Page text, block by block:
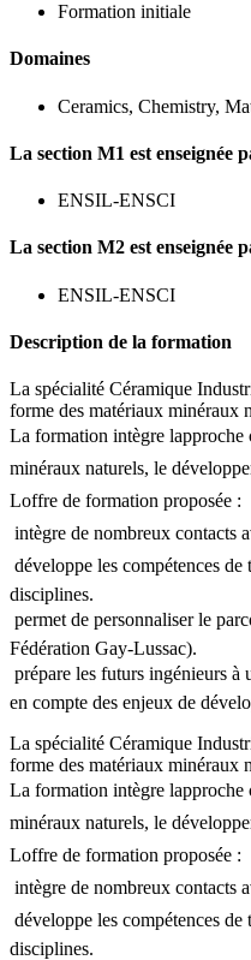
Formation initiale
Domaines
Ceramics, Chemistry,
La section M1 est enseignée
ENSIL-ENSCI
La section M2 est enseignée
ENSIL-ENSCI
Description de la formation
La spécialité Céramique
forme des matériaux minéraux
La formation intègre
minéraux naturels, le
Loffre de formation proposée :
 intègre de nombreux contacts
 développe les compétences
disciplines.
 permet de personnaliser le
Fédération Gay-Lussac).
 prépare les futurs ingénieurs
en compte des enjeux de
La spécialité Céramique
forme des matériaux minéraux
La formation intègre
minéraux naturels, le
Loffre de formation proposée :
 intègre de nombreux contacts
 développe les compétences
disciplines.